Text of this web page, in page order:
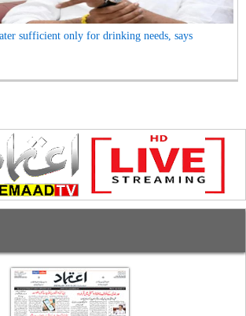
sufficient only for drinking needs, says